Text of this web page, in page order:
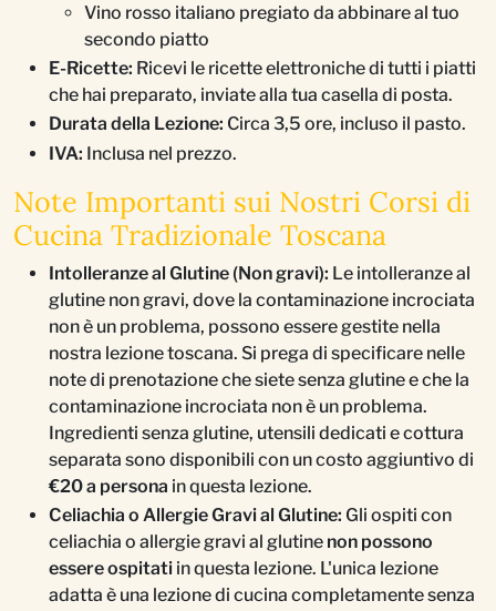
Vino rosso italiano pregiato da abbinare al tuo
secondo piatto
E-Ricette: Ricevi le ricette elettroniche di tutti i piatti
che hai preparato, inviate alla tua casella di posta.
Durata della Lezione: Circa 3,5 ore, incluso il pasto.
IVA: Inclusa nel prezzo.
Note Importanti sui Nostri Corsi di
Cucina Tradizionale Toscana
Intolleranze al Glutine (Non gravi): Le intolleranze al
glutine non gravi, dove la contaminazione incrociata
non è un problema, possono essere gestite nella
nostra lezione toscana. Si prega di specificare nelle
note di prenotazione che siete senza glutine e che la
contaminazione incrociata non è un problema.
Ingredienti senza glutine, utensili dedicati e cottura
separata sono disponibili con un costo aggiuntivo di
€20 a persona in questa lezione.
Celiachia o Allergie Gravi al Glutine: Gli ospiti con
celiachia o allergie gravi al glutine non possono
essere ospitati in questa lezione. L'unica lezione
adatta è una lezione di cucina completamente senza